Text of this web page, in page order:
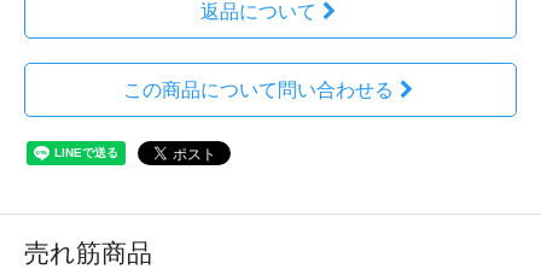
返品について
この商品について問い合わせる
売れ筋商品